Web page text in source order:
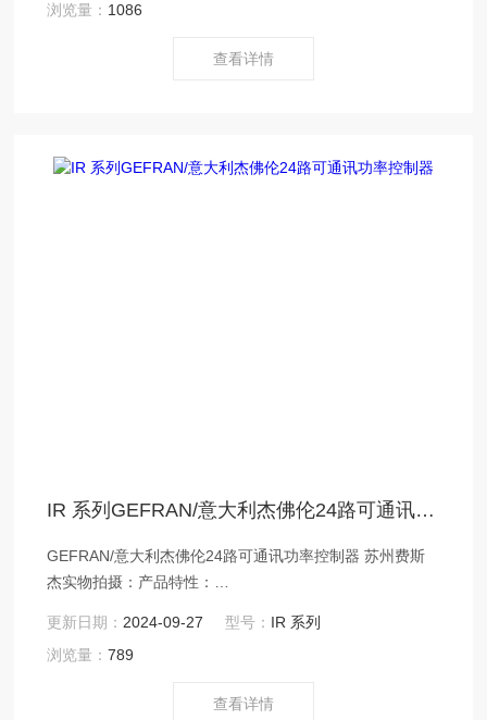
浏览量： 1086
查看详情
IR 系列GEFRAN/意大利杰佛伦24路可通讯功率控制器
GEFRAN/意大利杰佛伦24路可通讯功率控制器 苏州费斯
杰实物拍摄：产品特性：
更新日期： 2024-09-27 型号： IR 系列
浏览量：789
查看详情